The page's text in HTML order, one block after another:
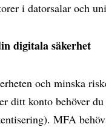
i datorsalar och
digitala säkerhet
och minska
ditt konto behöver
MFA